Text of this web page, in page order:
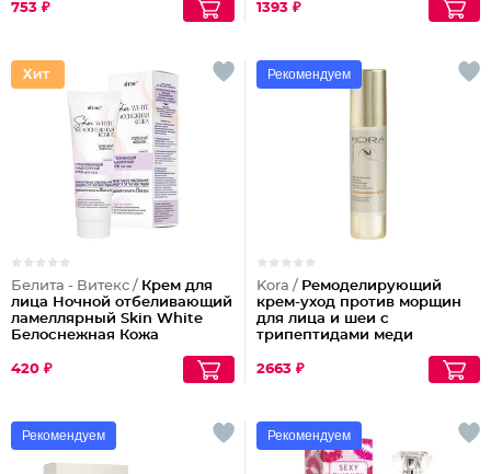
753 ₽ 1393 ₽
Белита - Витекс / Крем для
лица Ночной отбеливающий
ламеллярный Skin White
Белоснежная Кожа
420 ₽
Рекомендуем
Kora / Ремоделирующий
крем-уход против морщин
для лица и шеи с
трипептидами меди
2663 ₽
Рекомендуем Рекомендуем